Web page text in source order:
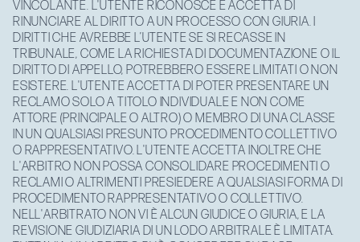
VINCOLANTE. L'UTENTE RICONOSCE E ACCETTA DI
RINUNCIARE AL DIRITTO A UN PROCESSO CON GIURIA. I
DIRITTI CHE AVREBBE L’UTENTE SE SI RECASSE IN
TRIBUNALE, COME LA RICHIESTA DI DOCUMENTAZIONE O IL
DIRITTO DI APPELLO, POTREBBERO ESSERE LIMITATI O NON
ESISTERE. L'UTENTE ACCETTA DI POTER PRESENTARE UN
RECLAMO SOLO A TITOLO INDIVIDUALE E NON COME
ATTORE (PRINCIPALE O ALTRO) O MEMBRO DI UNA CLASSE
IN UN QUALSIASI PRESUNTO PROCEDIMENTO COLLETTIVO
O RAPPRESENTATIVO. L'UTENTE ACCETTA INOLTRE CHE
L'ARBITRO NON POSSA CONSOLIDARE PROCEDIMENTI O
RECLAMI O ALTRIMENTI PRESIEDERE A QUALSIASI FORMA DI
PROCEDIMENTO RAPPRESENTATIVO O COLLETTIVO.
NELL'ARBITRATO NON VI È ALCUN GIUDICE O GIURIA, E LA
REVISIONE GIUDIZIARIA DI UN LODO ARBITRALE È LIMITATA.